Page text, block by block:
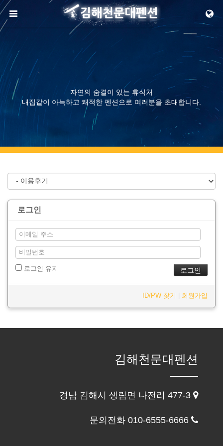
메뉴 건너뛰기
자연의 숨결이 있는 휴식처
내집같이 아늑하고 쾌적한 펜션으로 여러분을 초대합니다.
로그인
로그인 유지
ID/PW 찾기 회원가입
김해천문대펜션
경남 김해시 생림면 나전리 477-3
문의전화 010-6555-6666